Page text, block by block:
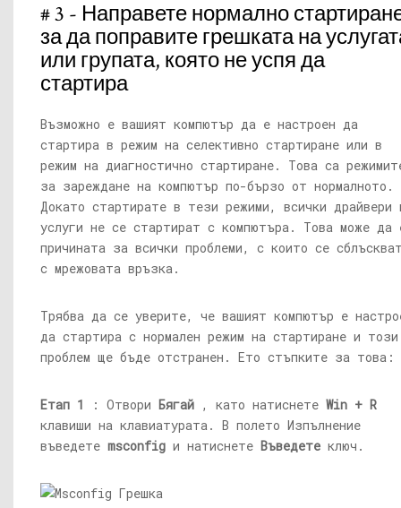
# 3 - Направете нормално
за да поправите грешката на
или групата, която не успя да
стартира
Възможно е вашият компютър да е настроен да
стартира в режим на селективно стартиране или в
режим на диагностично стартиране. Това са
за зареждане на компютър по-бързо от нормалното.
Докато стартирате в тези режими, всички драйвери
услуги не се стартират с компютъра. Това може да
причината за всички проблеми, с които се
с мрежовата връзка.
Трябва да се уверите, че вашият компютър е
да стартира с нормален режим на стартиране и този
проблем ще бъде отстранен. Ето стъпките за това:
Етап 1 : Отвори Бягай , като натиснете Win + R
клавиши на клавиатурата. В полето Изпълнение
въведете msconfig и натиснете Въведете ключ.